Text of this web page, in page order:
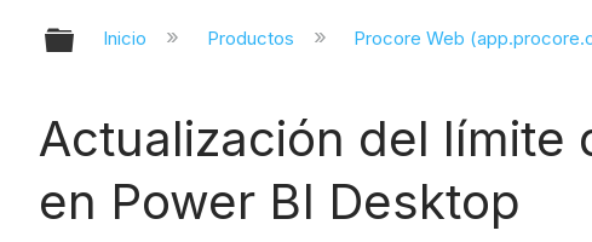
Expandir/contraer jerarquía global
Inicio Productos Procore Web
Actualización del límite
en Power BI Desktop